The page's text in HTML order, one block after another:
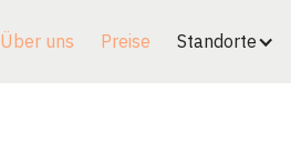
Über uns Preise Standorte